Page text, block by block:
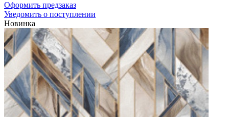
Оформить предзаказ
Уведомить о поступлении
Новинка